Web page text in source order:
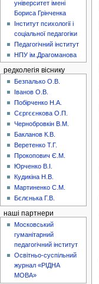
університет імені
Бориса Грінченка
Інститут психології і
соціальної педагогіки
Педагогічний інститут
НПУ ім.Драгоманова
редколегія віснику
Безпалько О.В.
Іванов О.В.
Побірченко Н.А.
Сєргєєнкова О.П.
Чернобровкін В.М.
Бакланов К.В.
Веретенко Т.Г.
Прокопович Є.М.
Юрченко В.І.
Кудикіна Н.В.
Мартиненко С.М.
Бєлєнька Г.В.
наші партнери
Московський
гуманітарний
педагогічний інститут
Освітньо-суспільний
журнал «РІДНА
МОВА»